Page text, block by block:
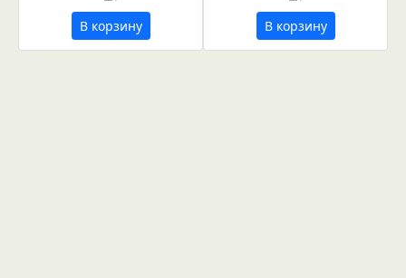
В корзину В корзину